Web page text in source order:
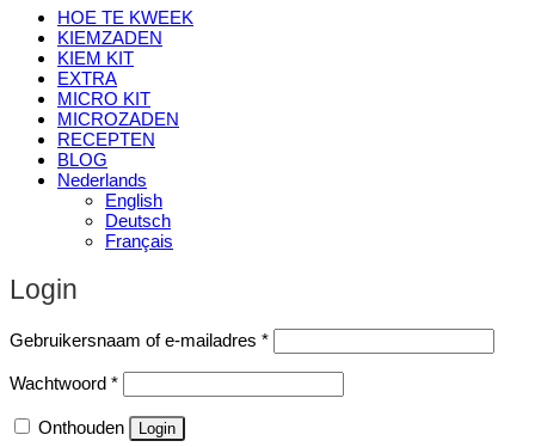
HOE TE KWEEK
KIEMZADEN
KIEM KIT
EXTRA
MICRO KIT
MICROZADEN
RECEPTEN
BLOG
Nederlands
English
Deutsch
Français
Login
Gebruikersnaam of e-mailadres *Vereist
Wachtwoord *Vereist
Onthouden Login